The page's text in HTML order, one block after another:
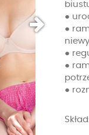
●
●
●
●
●